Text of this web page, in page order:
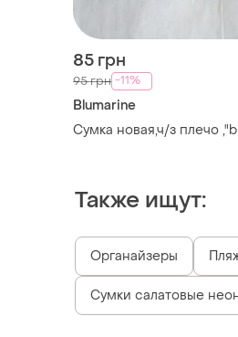
85 грн
95 грн -11%
Blumarine
Сумка новая,ч/з плечо
Также ищут:
Органайзеры
Сумки салатовые